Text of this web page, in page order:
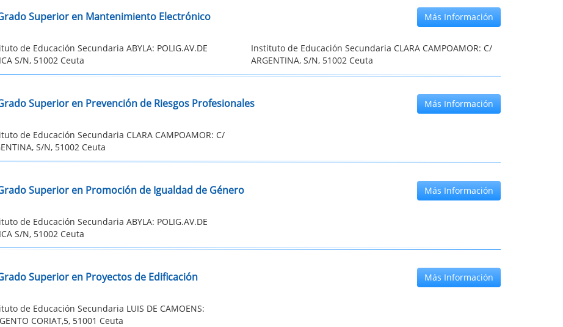
Superior en Mantenimiento Electrónico Más Información
de Educación Secundaria ABYLA: POLIG.AV.DE
S/N, 51002 Ceuta
Instituto de Educación Secundaria CLARA CAMPOAMOR: C/
ARGENTINA, S/N, 51002 Ceuta
Superior en Prevención de Riesgos Profesionales Más Información
de Educación Secundaria CLARA CAMPOAMOR: C/
S/N, 51002 Ceuta
Superior en Promoción de Igualdad de Género Más Información
de Educación Secundaria ABYLA: POLIG.AV.DE
S/N, 51002 Ceuta
Superior en Proyectos de Edificación Más Información
de Educación Secundaria LUIS DE CAMOENS:
CORIAT,5, 51001 Ceuta